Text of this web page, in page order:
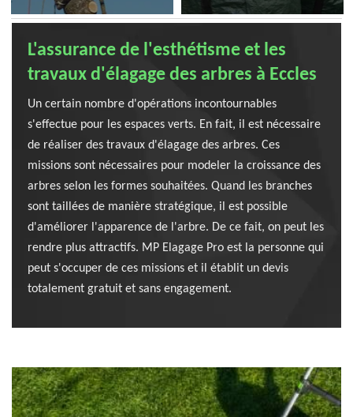
L'assurance de l'esthétisme et les
travaux d'élagage des arbres à Eccles
Un certain nombre d'opérations incontournables
s'effectue pour les espaces verts. En fait, il est nécessaire
de réaliser des travaux d'élagage des arbres. Ces
missions sont nécessaires pour modeler la croissance des
arbres selon les formes souhaitées. Quand les branches
sont taillées de manière stratégique, il est possible
d'améliorer l'apparence de l'arbre. De ce fait, on peut les
rendre plus attractifs. MP Elagage Pro est la personne qui
peut s'occuper de ces missions et il établit un devis
totalement gratuit et sans engagement.